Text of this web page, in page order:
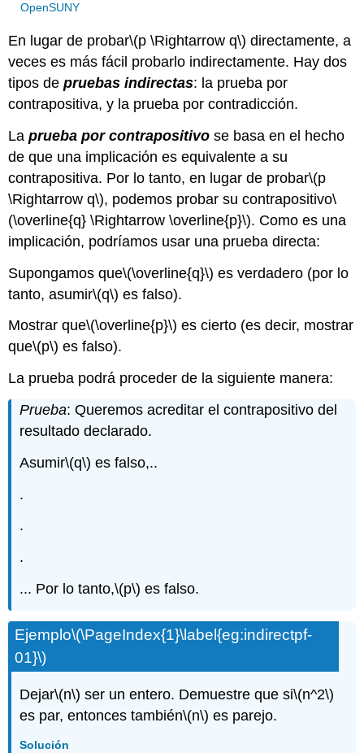
OpenSUNY
En lugar de probar\(p \Rightarrow q\) directamente, a
veces es más fácil probarlo indirectamente. Hay dos
tipos depruebas indirectas: la prueba por
contrapositiva, y la prueba por contradicción.
Laprueba por contrapositivo se basa en el hecho
de que una implicación es equivalente a su
contrapositiva. Por lo tanto, en lugar de probar\(p
\Rightarrow q\), podemos probar su contrapositivo\
(\overline{q} \Rightarrow \overline{p}\). Como es una
implicación, podríamos usar una prueba directa:
Supongamos que\(\overline{q}\) es verdadero (por lo
tanto, asumir\(q\) es falso).
Mostrar que\(\overline{p}\) es cierto (es decir, mostrar
que\(p\) es falso).
La prueba podrá proceder de la siguiente manera:
Prueba: Queremos acreditar el contrapositivo del
resultado declarado.
Asumir\(q\) es falso,..
.
.
.
... Por lo tanto,\(p\) es falso.
Ejemplo\(\PageIndex{1}\label{eg:indirectpf-
01}\)
Dejar\(n\) ser un entero. Demuestre que si\(n^2\)
es par, entonces también\(n\) es parejo.
Solución